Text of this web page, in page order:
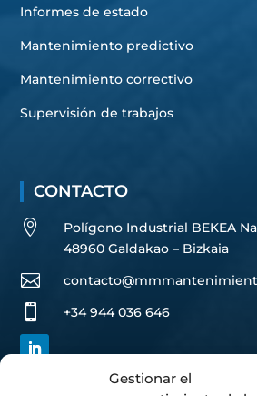
Gestionar el
Informes de estado
Mantenimiento predictivo
Mantenimiento correctivo
Supervisión de trabajos
CONTACTO

Polígono Industrial BEKEA
48960 Galdakao – Bizkaia

 +34 944 036 646